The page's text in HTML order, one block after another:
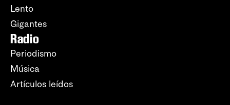
Lento
Gigantes
Radio
Periodismo
Música
Artículos leídos